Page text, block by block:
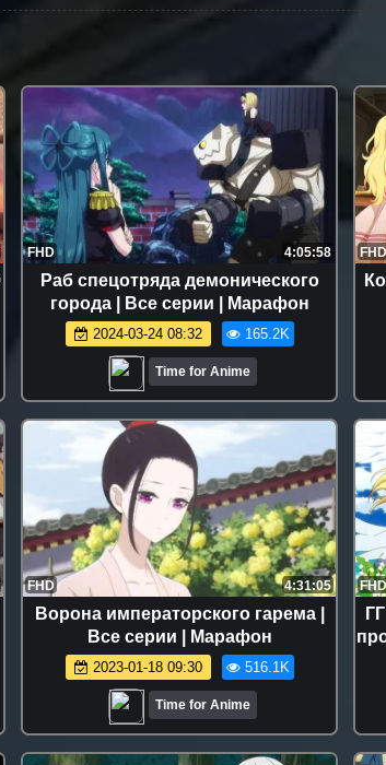
FHD 4:05:58
Раб спецотряда демонического
города | Все серии | Марафон
2024-03-24 08:32 165.2K
Time for Anime
FHD
FHD 4:31:05
Ворона императорского гарема |
Все серии | Марафон
2023-01-18 09:30 516.1K
Time for Anime
FHD